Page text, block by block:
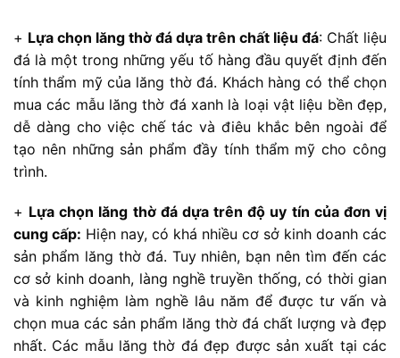
+ Lựa chọn lăng thờ đá dựa trên chất liệu đá: Chất liệu
đá là một trong những yếu tố hàng đầu quyết định đến
tính thẩm mỹ của lăng thờ đá. Khách hàng có thể chọn
mua các mẫu lăng thờ đá xanh là loại vật liệu bền đẹp,
dễ dàng cho việc chế tác và điêu khắc bên ngoài để
tạo nên những sản phẩm đầy tính thẩm mỹ cho công
trình.
+ Lựa chọn lăng thờ đá dựa trên độ uy tín của đơn vị
cung cấp: Hiện nay, có khá nhiều cơ sở kinh doanh các
sản phẩm lăng thờ đá. Tuy nhiên, bạn nên tìm đến các
cơ sở kinh doanh, làng nghề truyền thống, có thời gian
và kinh nghiệm làm nghề lâu năm để được tư vấn và
chọn mua các sản phẩm lăng thờ đá chất lượng và đẹp
nhất. Các mẫu lăng thờ đá đẹp được sản xuất tại các